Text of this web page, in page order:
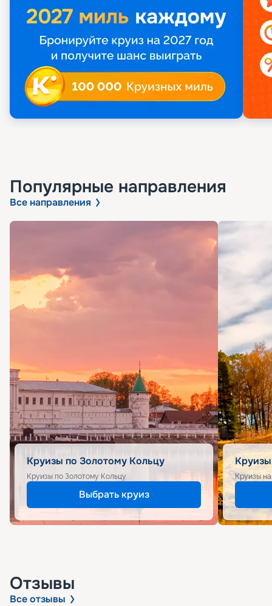
Популярные направления
Все направления
Круизы по Золотому Кольцу
Круизы по Золотому Кольцу
Выбрать круиз
Круизы
Отзывы
Все отзывы